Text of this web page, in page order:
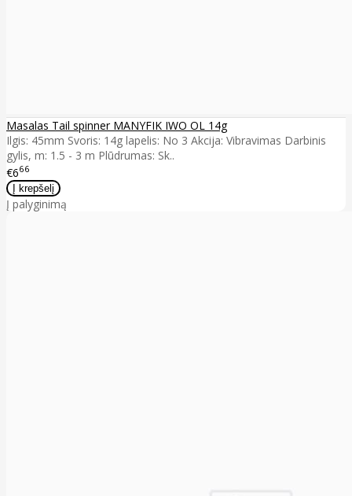
Masalas Tail spinner MANYFIK IWO OL 14g
Ilgis: 45mm Svoris: 14g lapelis: No 3 Akcija: Vibravimas Darbinis
gylis, m: 1.5 - 3 m Plūdrumas: Sk..
€666
Į palyginimą